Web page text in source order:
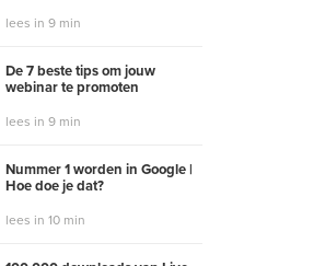
lees in 9 min
De 7 beste tips om jouw
webinar te promoten
lees in 9 min
Nummer 1 worden in Google |
Hoe doe je dat?
lees in 10 min